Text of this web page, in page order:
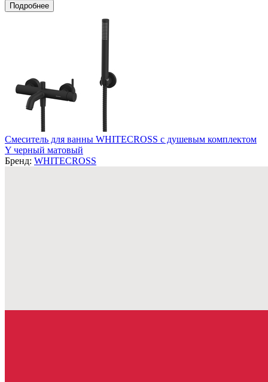
Подробнее
Смеситель для ванны WHITECROSS с душевым комплектом
Y черный матовый
Бренд: WHITECROSS